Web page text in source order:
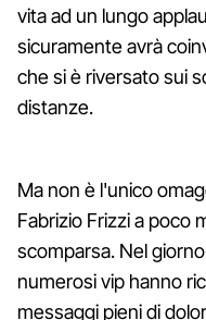
vita ad un lungo
sicuramente avrà
che si è riversato sui
distanze.
Ma non è l'unico
Fabrizio Frizzi a poco
scomparsa. Nel
numerosi vip hanno
messaggi pieni di